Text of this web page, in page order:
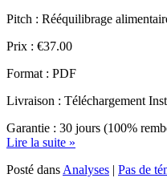
Prix : €37.00
Format : PDF
Livraison : Téléchargement
Garantie : 30 jours (100%
Posté dansAnalyses
Publié le 13 janvier 2020.